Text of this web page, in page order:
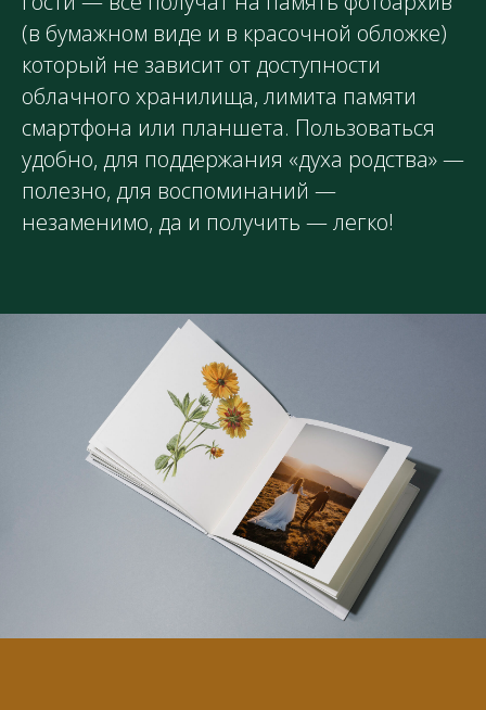
(в бумажном виде и в красочной обложке)
который не зависит от доступности
облачного хранилища, лимита памяти
смартфона или планшета. Пользоваться
удобно, для поддержания «духа родства» —
полезно, для воспоминаний —
незаменимо, да и получить —легко!